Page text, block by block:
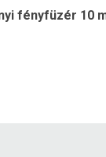
fényfüzér 10